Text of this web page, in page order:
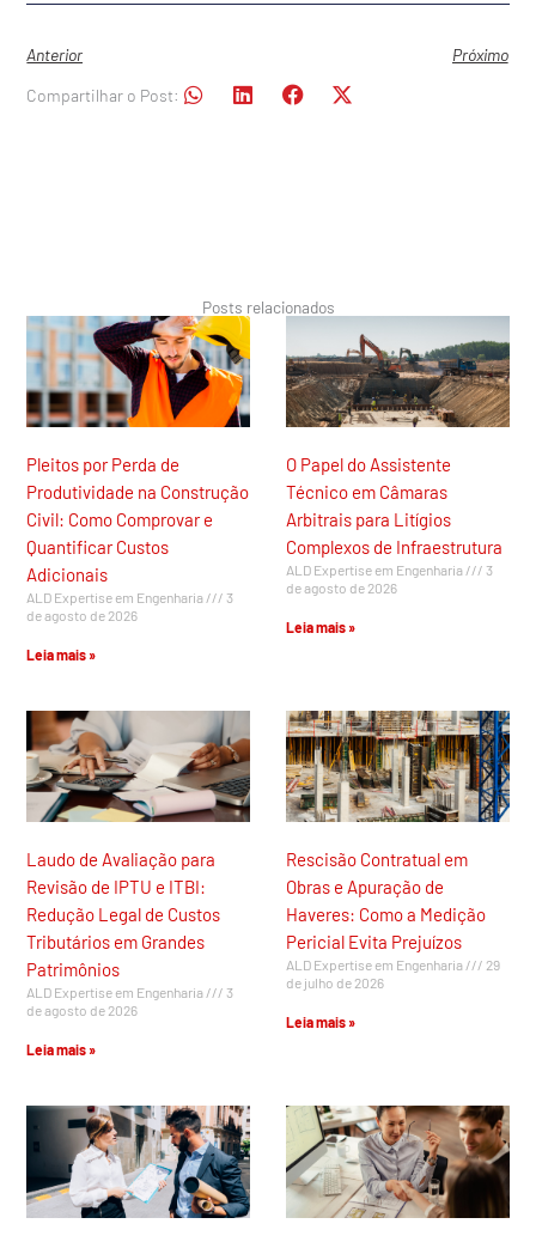
Anterior
Próximo
Compartilhar o Post:
Posts relacionados
Pleitos por Perda de
Produtividade na Construção
Civil: Como Comprovar e
Quantificar Custos
Adicionais
ALD Expertise em Engenharia
3
de agosto de 2026
Leia mais »
O Papel do Assistente
Técnico em Câmaras
Arbitrais para Litígios
Complexos de Infraestrutura
ALD Expertise em Engenharia
3
de agosto de 2026
Leia mais »
Laudo de Avaliação para
Revisão de IPTU e ITBI:
Redução Legal de Custos
Tributários em Grandes
Patrimônios
ALD Expertise em Engenharia
3
de agosto de 2026
Leia mais »
Rescisão Contratual em
Obras e Apuração de
Haveres: Como a Medição
Pericial Evita Prejuízos
ALD Expertise em Engenharia
29
de julho de 2026
Leia mais »